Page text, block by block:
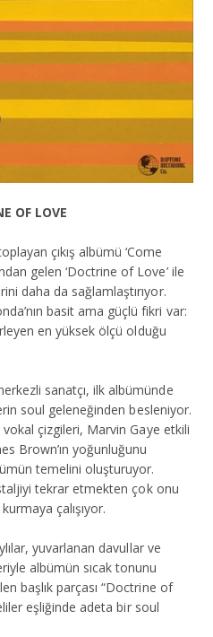
OF LOVE
çıkış albümü ‘Come
gelen ‘Doctrine of Love’ ile
daha da sağlamlaştırıyor.
basit ama güçlü fikri var:
en yüksek ölçü olduğu
sanatçı, ilk albümünde
soul geleneğinden besleniyor.
vokal çizgileri, Marvin Gaye etkili
Brown’ın yoğunluğunu
temelini oluşturuyor.
tekrar etmekten çok onu
çalışıyor.
yuvarlanan davullar ve
albümün sıcak tonunu
başlık parçası “Doctrine of
eşliğinde adeta bir soul